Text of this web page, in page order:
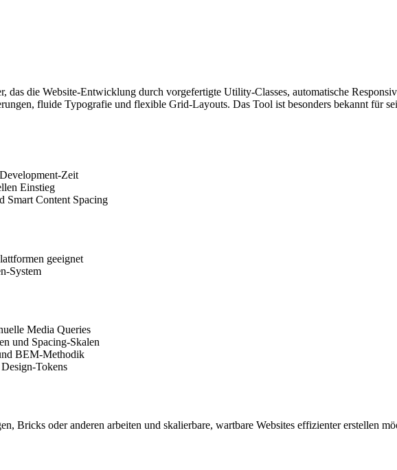
das die Website-Entwicklung durch vorgefertigte Utility-Classes, automatische
fluide Typografie und flexible Grid-Layouts. Das Tool ist besonders bekannt für
Zeit
Einstieg
Smart Content Spacing
geeignet
System
Media Queries
und Spacing-Skalen
BEM-Methodik
Tokens
Bricks oder anderen arbeiten und skalierbare, wartbare Websites effizienter erstellen